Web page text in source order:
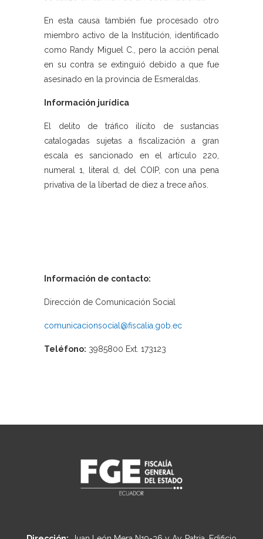
En esta causa también fue procesado otro
miembro activo de la Institución, identificado
como Randy Miguel C., pero la acción penal
en su contra se extinguió debido a que fue
asesinado en la provincia de Esmeraldas.
Información jurídica
El delito de tráfico ilícito de sustancias
catalogadas sujetas a fiscalización a gran
escala es sancionado en el artículo 220,
numeral 1, literal d, del COIP, con una pena
privativa de la libertad de diez a trece años.
Información de contacto:
Dirección de Comunicación Social
comunicacionsocial@fiscalia.gob.ec
Teléfono: 3985800 Ext. 173123